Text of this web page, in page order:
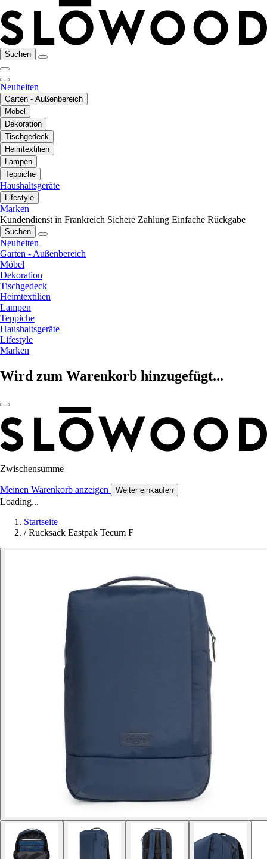
Suchen
Neuheiten
Garten - Außenbereich
Möbel
Dekoration
Tischgedeck
Heimtextilien
Lampen
Teppiche
Haushaltsgeräte
Lifestyle
Marken
Kundendienst in Frankreich Sichere Zahlung Einfache Rückgabe
Suchen
Neuheiten
Garten - Außenbereich
Möbel
Dekoration
Tischgedeck
Heimtextilien
Lampen
Teppiche
Haushaltsgeräte
Lifestyle
Marken
Wird zum Warenkorb hinzugefügt...
Zwischensumme
Meinen Warenkorb anzeigen Weiter einkaufen
Loading...
Startseite
/ Rucksack Eastpak Tecum F